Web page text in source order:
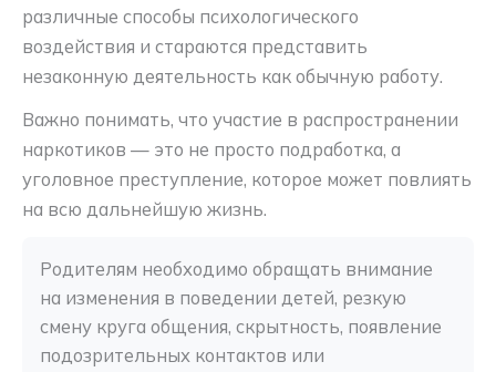
различные способы психологического
воздействия и стараются представить
незаконную деятельность как обычную работу.
Важно понимать, что участие в распространении
наркотиков — это не просто подработка, а
уголовное преступление, которое может повлиять
на всю дальнейшую жизнь.
Родителям необходимо обращать внимание
на изменения в поведении детей, резкую
смену круга общения, скрытность, появление
подозрительных контактов или